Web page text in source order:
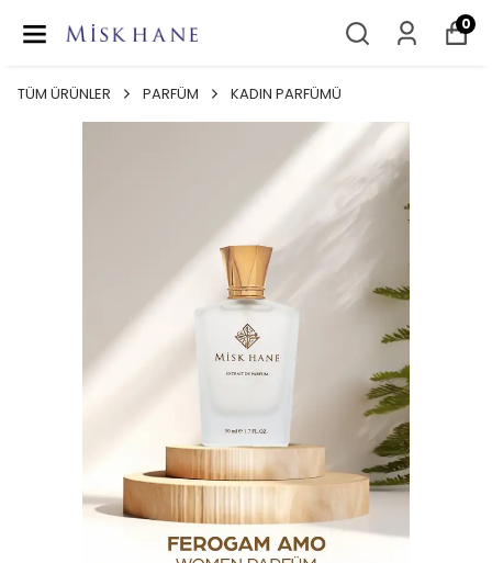
0
TÜM ÜRÜNLER PARFÜM KADIN PARFÜMÜ